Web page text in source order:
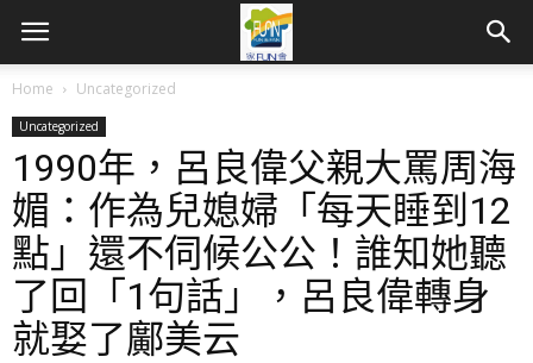
Home Uncategorized
Uncategorized
1990年，呂良偉父親大罵周海
媚：作為兒媳婦「每天睡到12
點」還不伺候公公！誰知她聽
了回「1句話」，呂良偉轉身
就娶了鄺美云